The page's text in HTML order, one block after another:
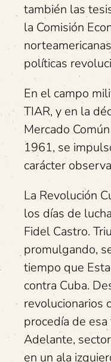
también las
la Comisión
políticas
En el campo
TIAR, y en la
Mercado
1961, se
carácter
La Revolución
los días de
Fidel Castro.
promulgando,
tiempo que
contra Cuba.
revolucionarios
procedía de
Adelante,
en un ala